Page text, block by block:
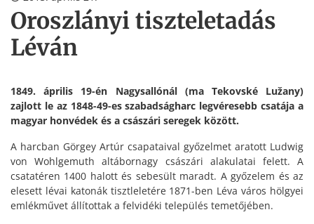
Oroszlányi tiszteletadás
Léván
1849. április 19-én Nagysallónál (ma Tekovské Lužany)
zajlott le az 1848-49-es szabadságharc legvéresebb csatája a
magyar honvédek és a császári seregek között.
A harcban Görgey Artúr csapataival győzelmet aratott Ludwig
von Wohlgemuth altábornagy császári alakulatai felett. A
csatatéren 1400 halott és sebesült maradt. A győzelem és az
elesett lévai katonák tisztleletére 1871-ben Léva város hölgyei
emlékművet állítottak a felvidéki település temetőjében.